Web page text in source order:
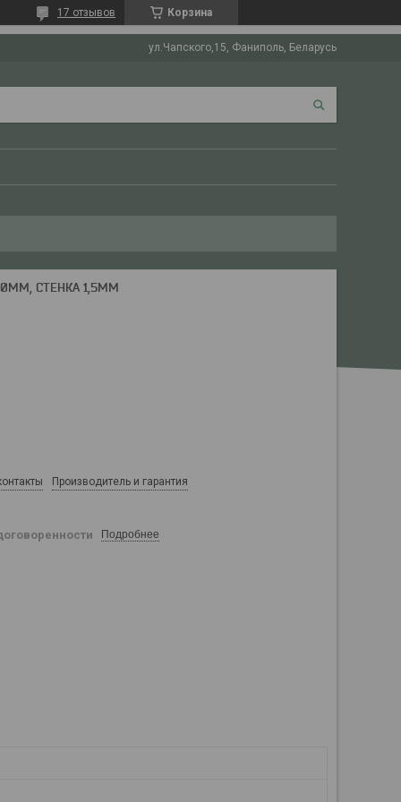
Корзина
17 отзывов
ул.Чапского,15, Фаниполь, Беларусь
СТЕНКА 1,5ММ
Производитель и гарантия
Подробнее